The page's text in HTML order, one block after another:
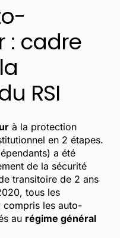
: cadre
RSI
à la protection
en 2 étapes.
a été
de la sécurité
transitoire de 2 ans
tous les
les auto-
au régime général